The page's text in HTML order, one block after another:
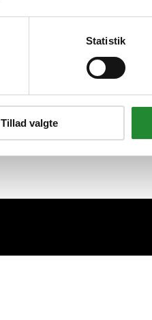
Statistik
Tillad valgte